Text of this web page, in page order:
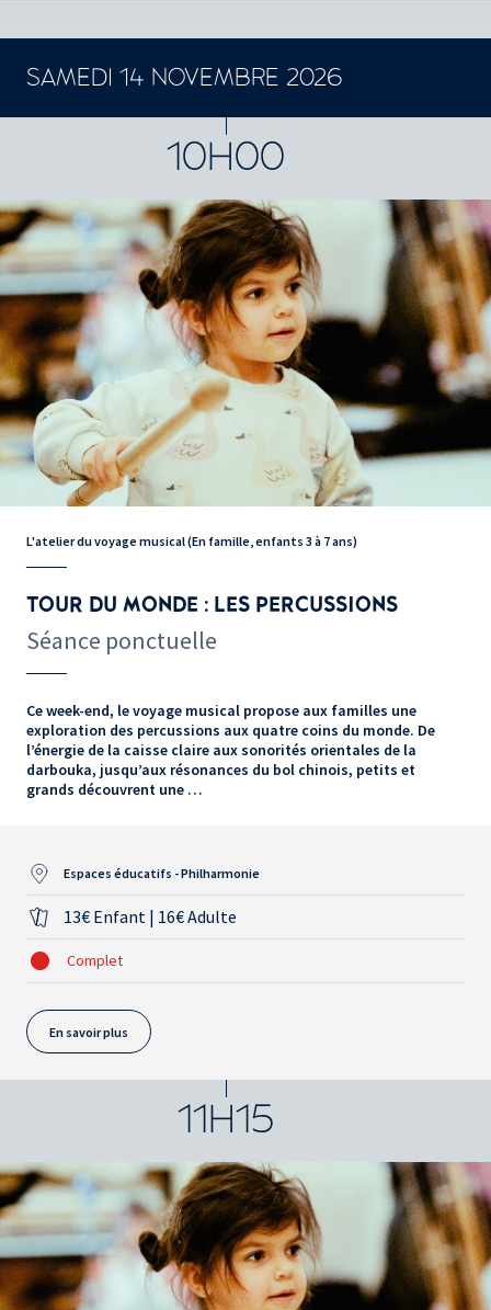
SAMEDI 14 NOVEMBRE 2026
10H00
L'atelier du voyage musical (En famille, enfants 3 à 7 ans)
TOUR DU MONDE : LES PERCUSSIONS
Séance ponctuelle
Ce week-end, le voyage musical propose aux familles une
exploration des percussions aux quatre coins du monde. De
l’énergie de la caisse claire aux sonorités orientales de la
darbouka, jusqu’aux résonances du bol chinois, petits et
grands découvrent une …
Espaces éducatifs - Philharmonie
13€ Enfant | 16€ Adulte
Complet
En savoir plus
11H15